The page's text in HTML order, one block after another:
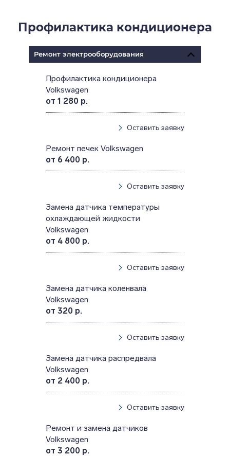
Профилактика кондиционера
Ремонт электрооборудования
Профилактика кондиционера
Volkswagen
от 1 280 р.
Оставить заявку
Ремонт печек Volkswagen
от 6 400 р.
Оставить заявку
Замена датчика температуры
охлаждающей жидкости
Volkswagen
от 4 800 р.
Оставить заявку
Замена датчика коленвала
Volkswagen
от 320 р.
Оставить заявку
Замена датчика распредвала
Volkswagen
от 2 400 р.
Оставить заявку
Ремонт и замена датчиков
Volkswagen
от 3 200 р.